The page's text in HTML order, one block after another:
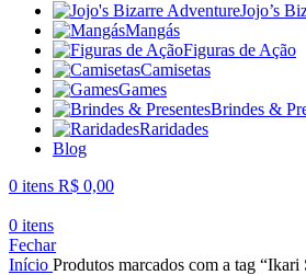
Jojo’s
Mangás
Figuras de Ação
Camisetas
Games
Brindes &
Raridades
Blog
0 itens R$ 0,00
0 itens
Fechar
Início Produtos marcados com a tag “Ikari